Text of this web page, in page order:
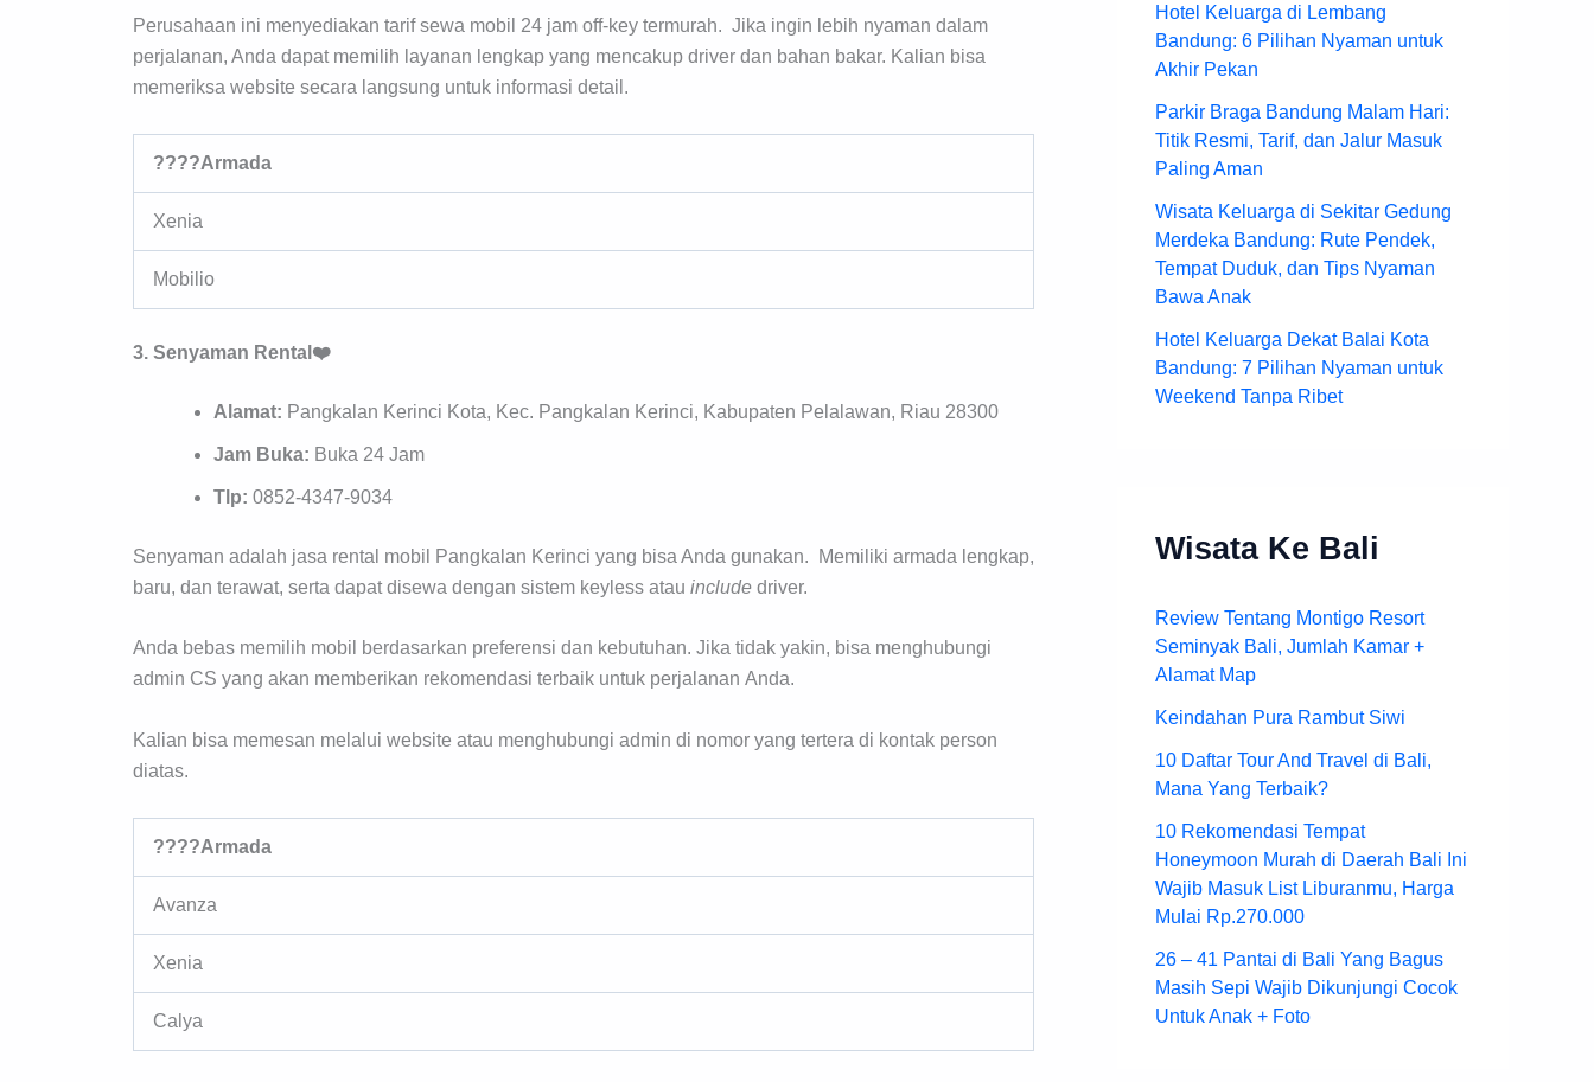
Perusahaan ini menyediakan tarif sewa mobil 24 jam off-key termurah. Jika ingin lebih nyaman dalam
perjalanan, Anda dapat memilih layanan lengkap yang mencakup driver dan bahan bakar. Kalian bisa
memeriksa website secara langsung untuk informasi detail.
????Armada
Xenia
Mobilio
3. Senyaman Rental❤️
Alamat: Pangkalan Kerinci Kota, Kec. Pangkalan Kerinci, Kabupaten Pelalawan, Riau 28300
Jam Buka: Buka 24 Jam
Tlp: 0852-4347-9034
Senyaman adalah jasa rental mobil Pangkalan Kerinci yang bisa Anda gunakan. Memiliki armada lengkap,
baru, dan terawat, serta dapat disewa dengan sistem keyless atau include driver.
Anda bebas memilih mobil berdasarkan preferensi dan kebutuhan. Jika tidak yakin, bisa menghubungi
admin CS yang akan memberikan rekomendasi terbaik untuk perjalanan Anda.
Kalian bisa memesan melalui website atau menghubungi admin di nomor yang tertera di kontak person
diatas.
????Armada
Avanza
Xenia
Calya
Hotel Keluarga di Lembang
Bandung: 6 Pilihan Nyaman untuk
Akhir Pekan
Parkir Braga Bandung Malam Hari:
Titik Resmi, Tarif, dan Jalur Masuk
Paling Aman
Wisata Keluarga di Sekitar Gedung
Merdeka Bandung: Rute Pendek,
Tempat Duduk, dan Tips Nyaman
Bawa Anak
Hotel Keluarga Dekat Balai Kota
Bandung: 7 Pilihan Nyaman untuk
Weekend Tanpa Ribet
Wisata Ke Bali
Review Tentang Montigo Resort
Seminyak Bali, Jumlah Kamar +
Alamat Map
Keindahan Pura Rambut Siwi
10 Daftar Tour And Travel di Bali,
Mana Yang Terbaik?
10 Rekomendasi Tempat
Honeymoon Murah di Daerah Bali Ini
Wajib Masuk List Liburanmu, Harga
Mulai Rp.270.000
26 – 41 Pantai di Bali Yang Bagus
Masih Sepi Wajib Dikunjungi Cocok
Untuk Anak + Foto